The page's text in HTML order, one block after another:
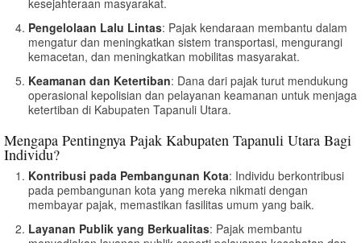
Pengelolaan Lalu Lintas: Pajak kendaraan membantu dalam
mengatur dan meningkatkan sistem transportasi, mengurangi
kemacetan, dan meningkatkan mobilitas masyarakat.
Keamanan dan Ketertiban: Dana dari pajak turut mendukung
operasional kepolisian dan pelayanan keamanan untuk menjaga
ketertiban di Kabupaten Tapanuli Utara.
Mengapa Pentingnya Pajak Kabupaten Tapanuli Utara Bagi
Individu?
Kontribusi pada Pembangunan Kota: Individu berkontribusi
pada pembangunan kota yang mereka nikmati dengan
membayar pajak, memastikan fasilitas umum yang baik.
Layanan Publik yang Berkualitas: Pajak membantu